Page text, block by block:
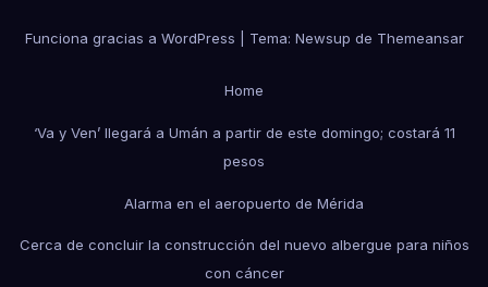
Funciona gracias a WordPress Tema: Newsup de Themeansar
Home
‘Va y Ven’ llegará a Umán a partir de este domingo; costará 11
pesos
Alarma en el aeropuerto de Mérida
Cerca de concluir la construcción del nuevo albergue para niños
con cáncer